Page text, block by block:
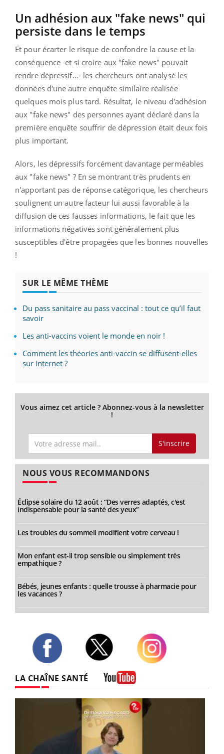
Un adhésion aux "fake news" qui
persiste dans le temps
Et pour écarter le risque de confondre la cause et la
conséquence -et si croire aux "fake news" pouvait
rendre dépressif...- les chercheurs ont analysé les
données d'une autre enquête similaire réalisée
quelques mois plus tard. Résultat, le niveau d'adhésion
aux "fake news" des personnes ayant déclaré dans la
première enquête souffrir de dépression était deux fois
plus important.
Alors, les dépressifs forcément davantage perméables
aux "fake news" ? En se montrant très prudents en
n'apportant pas de réponse catégorique, les chercheurs
soulignent un autre facteur lui aussi favorable à la
diffusion de ces fausses informations, le fait que les
informations négatives sont généralement plus
susceptibles d'être propagées que les bonnes nouvelles
!
SUR LE MÊME THÈME
Du pass sanitaire au pass vaccinal : tout ce qu’il faut
savoir
Les anti-vaccins voient le monde en noir !
Comment les théories anti-vaccin se diffusent-elles
sur internet ?
Vous aimez cet article ? Abonnez-vous à la newsletter
!
S'inscrire
NOUS VOUS RECOMMANDONS
Éclipse solaire du 12 août : “Des verres adaptés, c'est
indispensable pour la santé des yeux”
Les troubles du sommeil modifient votre cerveau !
Mon enfant est-il trop sensible ou simplement très
empathique ?
Bébés, jeunes enfants : quelle trousse à pharmacie pour
les vacances ?
LA CHAÎNE SANTÉ